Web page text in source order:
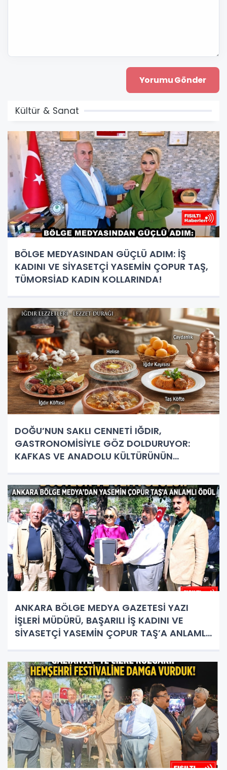
Kültür & Sanat
BÖLGE MEDYASINDAN GÜÇLÜ ADIM: İŞ
KADINI VE SİYASETÇİ YASEMİN ÇOPUR TAŞ,
TÜMORSİAD KADIN KOLLARINDA!
DOĞU’NUN SAKLI CENNETİ IĞDIR,
GASTRONOMİSİYLE GÖZ DOLDURUYOR:
KAFKAS VE ANADOLU KÜLTÜRÜNÜN
ANKARA BÖLGE MEDYA GAZETESİ YAZI
İŞLERİ MÜDÜRÜ, BAŞARILI İŞ KADINI VE
SİYASETÇİ YASEMİN ÇOPUR TAŞ’A ANLAMLI